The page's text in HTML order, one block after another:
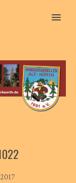
MENU